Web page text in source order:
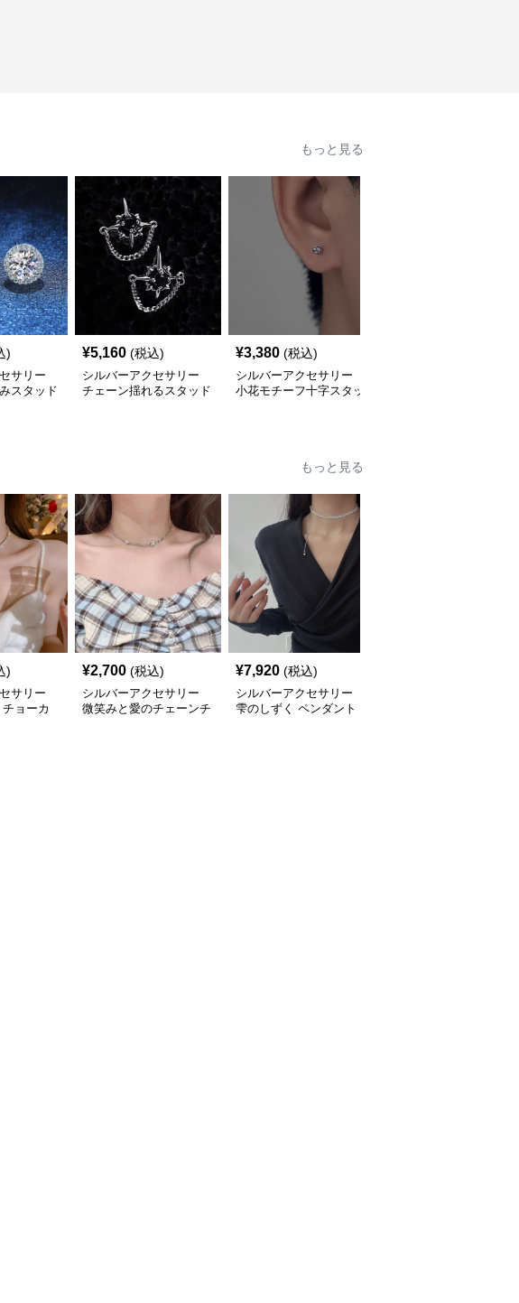
もっと見る
)
サリー
スタッド
¥5,160 (税込)
シルバーアクセサリー
チェーン揺れるスタッド
¥3,380 (税込)
シルバーアクセサリー
小花モチーフ十字スタッ
もっと見る
)
サリー
ョーカ
¥2,700 (税込)
シルバーアクセサリー
微笑みと愛のチェーンチ
¥7,920 (税込)
シルバーアクセサリー
雫のしずく ペンダント